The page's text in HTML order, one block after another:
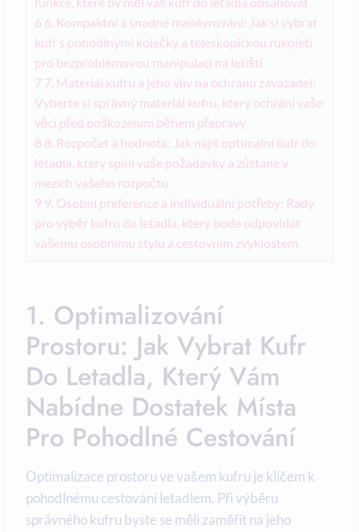
6 6. Kompaktní a snadné manévrování: Jak si vybrat
kufr s pohodlnými kolečky a teleskopickou rukojetí
pro bezproblémovou manipulaci na letišti
7 7. Materiál kufru a jeho vliv na ochranu zavazadel:
Vyberte si správný materiál kufru, který ochrání vaše
věci před poškozením během přepravy
8 8. Rozpočet a hodnota: Jak najít optimalní kufr do
letadla, který splní vaše požadavky a zůstane v
mezích vašeho rozpočtu
9 9. Osobní preference a individuální potřeby: Rady
pro výběr kufru do letadla, který bude odpovídat
vašemu osobnímu stylu a cestovním zvyklostem
1. Optimalizování
Prostoru: Jak Vybrat Kufr
Do Letadla, Který Vám
Nabídne Dostatek Místa
Pro Pohodlné Cestování
Optimalizace prostoru ve vašem kufru je klíčem k
pohodlnému cestování letadlem. Při výběru
správného kufru byste se měli zaměřit na jeho